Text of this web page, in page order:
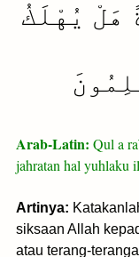
هَلْ يُهْلَكُ
Arab-Latin: Qul a
jahratan hal yuhlaku
Artinya:
siksaan Allah
atau terang-